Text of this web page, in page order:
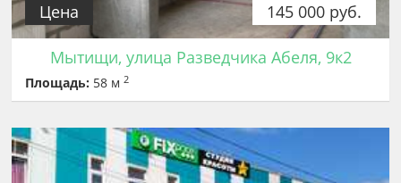
145 000 руб.
Цена
Мытищи, улица Разведчика Абеля, 9к2
Площадь: 58 м2